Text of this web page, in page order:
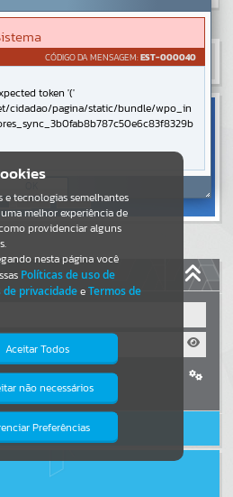
favor, aguarde...
favor, aguarde...
favor, aguarde...
favor, aguarde...
se|Recuperar Senha
SEM LOGIN
e tecnologias semelhantes
melhor experiência de
providenciar alguns
nesta página você
Políticas de uso de
de privacidadeeTermos de
Aceitar Todos
não necessários
Preferências
diversos recursos
não estar
CÓDIGO DA MENSAGEM:EST-000040
token '('
cidadao/pagina/static/bundle/wpo_in